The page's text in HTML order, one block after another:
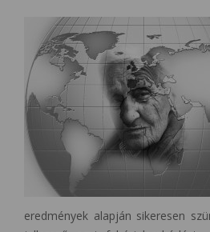
eredmények alapján sikeresen